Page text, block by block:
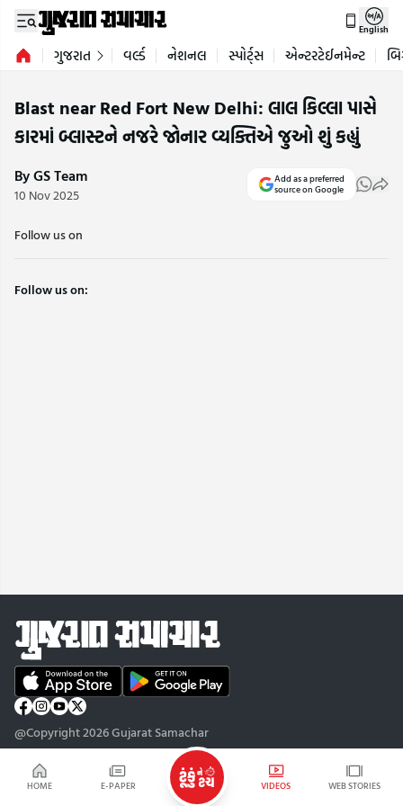
HOME E-PAPER VIDEOS WEB STORIES
English
ગુજરાત વર્લ્ડ નેશનલ સ્પોર્ટ્સ એન્ટરટેઈનમેન્ટ
Blast near Red Fort New Delhi: લાલ કિલ્લા પાસે
કારમાં બ્લાસ્ટને નજરે જોનાર વ્યક્તિએ જુઓ શું કહ્યું
By GS Team
10 Nov 2025
Add as a preferred
source on Google
Follow us on
Follow us on:
@Copyright 2026 Gujarat Samachar